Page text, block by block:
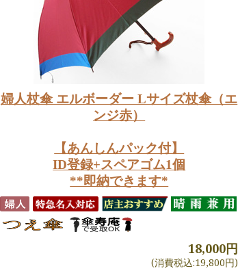
婦人杖傘 エルボーダー Lサイズ杖傘（エ
ンジ赤）
【あんしんパック付】
ID登録+スペアゴム1個
**即納できます*
18,000円
(消費税込:19,800円)